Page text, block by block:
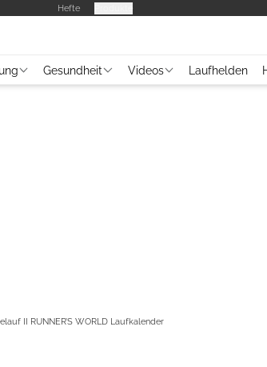
Hefte
Gesundheit Videos Laufhelden
II RUNNER’S WORLD Laufkalender